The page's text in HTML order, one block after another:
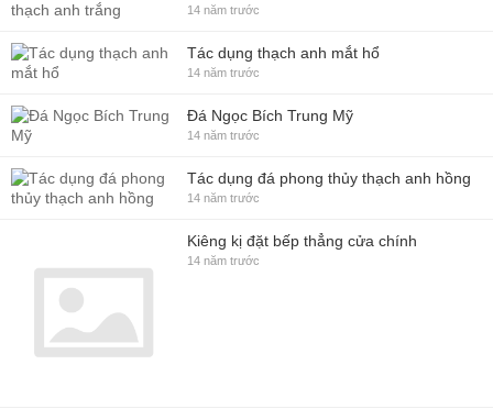
14 năm trước
Tác dụng thạch anh mắt hổ
14 năm trước
Đá Ngọc Bích Trung Mỹ
14 năm trước
Tác dụng đá phong thủy thạch anh hồng
14 năm trước
Kiêng kị đặt bếp thẳng cửa chính
14 năm trước